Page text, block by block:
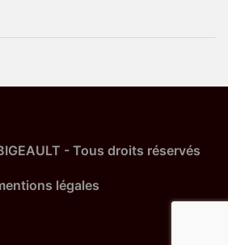
- Tous droits réservés
légales